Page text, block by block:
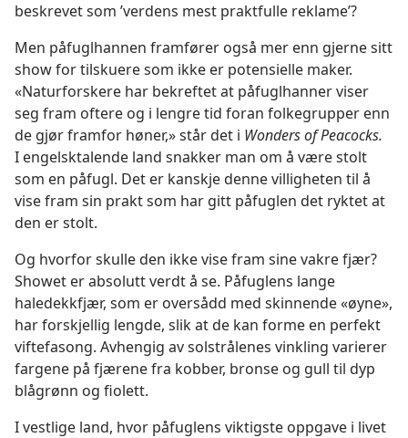
beskrevet som ’verdens mest praktfulle reklame’?
Men påfuglhannen framfører også mer enn gjerne sitt
show for tilskuere som ikke er potensielle maker.
«Naturforskere har bekreftet at påfuglhanner viser
seg fram oftere og i lengre tid foran folkegrupper enn
de gjør framfor høner,» står det i Wonders of Peacocks.
I engelsktalende land snakker man om å være stolt
som en påfugl. Det er kanskje denne villigheten til å
vise fram sin prakt som har gitt påfuglen det ryktet at
den er stolt.
Og hvorfor skulle den ikke vise fram sine vakre fjær?
Showet er absolutt verdt å se. Påfuglens lange
haledekkfjær, som er oversådd med skinnende «øyne»,
har forskjellig lengde, slik at de kan forme en perfekt
viftefasong. Avhengig av solstrålenes vinkling varierer
fargene på fjærene fra kobber, bronse og gull til dyp
blågrønn og fiolett.
I vestlige land, hvor påfuglens viktigste oppgave i livet